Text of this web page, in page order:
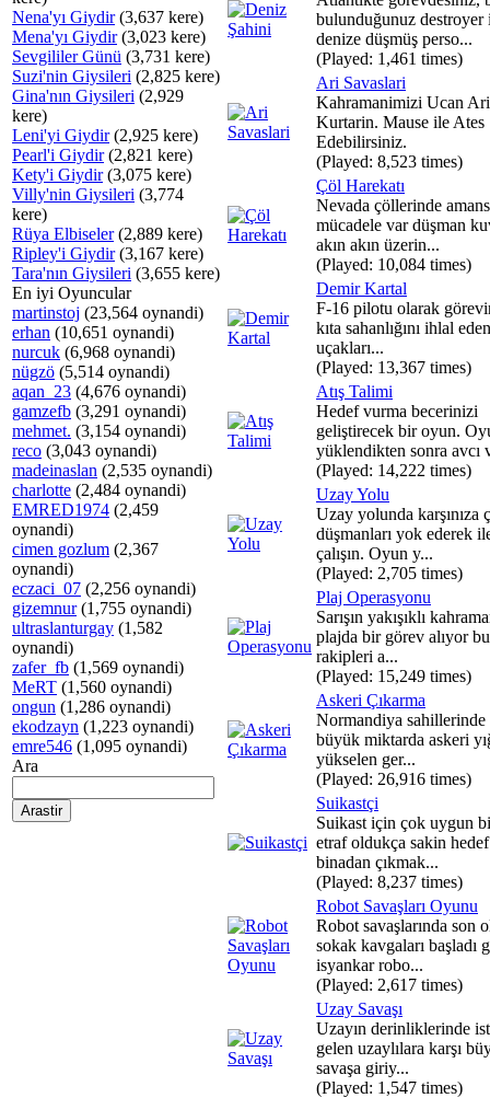
Nena'yı Giydir(3,637 kere)
Mena'yı Giydir(3,023 kere)
Sevgililer Günü (3,731 kere)
Suzi'nin Giysileri (2,825 kere)
Gina'nın Giysileri (2,929
kere)
Leni'yi Giydir(2,925 kere)
Pearl'i Giydir(2,821 kere)
Kety'i Giydir(3,075 kere)
Villy'nin Giysileri (3,774
kere)
Rüya Elbiseler(2,889 kere)
Ripley'i Giydir(3,167 kere)
Tara'nın Giysileri (3,655 kere)
En iyi Oyuncular
martinstoj (23,564 oynandi)
erhan (10,651 oynandi)
nurcuk (6,968 oynandi)
nügzö (5,514 oynandi)
aqan_23 (4,676 oynandi)
gamzefb (3,291 oynandi)
mehmet. (3,154 oynandi)
reco (3,043 oynandi)
madeinaslan (2,535 oynandi)
charlotte (2,484 oynandi)
EMRED1974 (2,459
oynandi)
cimen gozlum (2,367
oynandi)
eczaci_07 (2,256 oynandi)
gizemnur(1,755 oynandi)
ultraslanturgay (1,582
oynandi)
zafer_fb (1,569 oynandi)
MeRT (1,560 oynandi)
ongun (1,286 oynandi)
ekodzayn (1,223 oynandi)
emre546 (1,095 oynandi)
Ara
bulunduğunuz destroyer
denize düşmüş perso...
(Played: 1,461 times)
Ari Savaslari
Kahramanimizi Ucan
Kurtarin. Mause ile Ates
Edebilirsiniz.
(Played: 8,523 times)
Çöl Harekatı
Nevada çöllerinde
mücadele var düşman
akın akın üzerin...
(Played: 10,084 times)
Demir Kartal
F-16 pilotu olarak
kıta sahanlığını ihlal
uçakları...
(Played: 13,367 times)
Atış Talimi
Hedef vurma becerinizi
geliştirecek bir oyun.
yüklendikten sonra avcı
(Played: 14,222 times)
Uzay Yolu
Uzay yolunda karşınıza
düşmanları yok ederek
çalışın. Oyun y...
(Played: 2,705 times)
Plaj Operasyonu
Sarışın yakışıklı
plajda bir görev alıyor
rakipleri a...
(Played: 15,249 times)
Askeri Çıkarma
Normandiya sahillerinde
büyük miktarda askeri
yükselen ger...
(Played: 26,916 times)
Suikastçi
Suikast için çok uygun
etraf oldukça sakin
binadan çıkmak...
(Played: 8,237 times)
Robot Savaşları Oyunu
Robot savaşlarında son
sokak kavgaları başladı
isyankar robo...
(Played: 2,617 times)
Uzay Savaşı
Uzayın derinliklerinde
gelen uzaylılara karşı
savaşa giriy...
(Played: 1,547 times)